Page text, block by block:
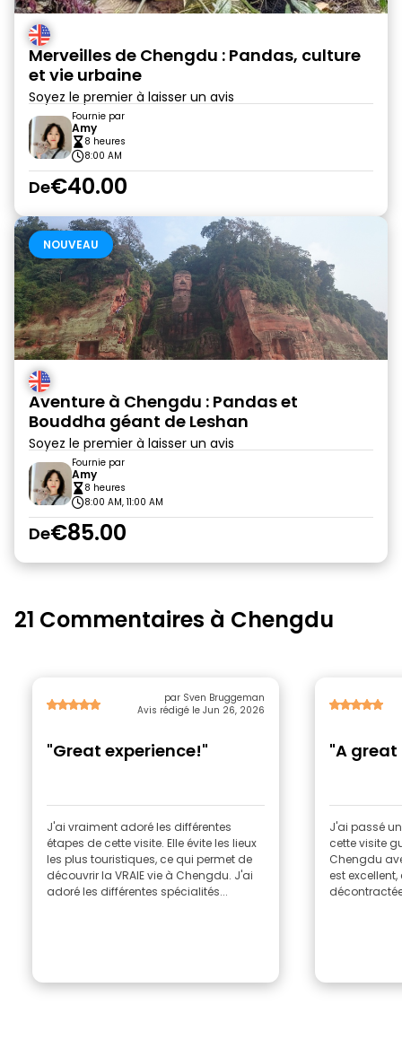
Merveilles de Chengdu : Pandas, culture
et vie urbaine
Soyez le premier à laisser un avis
Fournie par
Amy
8 heures
8:00 AM
De€40.00
NOUVEAU
Aventure à Chengdu : Pandas et
Bouddha géant de Leshan
Soyez le premier à laisser un avis
Fournie par
Amy
8 heures
8:00 AM, 11:00 AM
De€85.00
21 Commentaires à Chengdu
par Sven Bruggeman
Avis rédigé le Jun 26, 2026
"Great experience!"
J'ai vraiment adoré les différentes
étapes de cette visite. Elle évite les lieux
les plus touristiques, ce qui permet de
découvrir la VRAIE vie à Chengdu. J'ai
adoré les différentes spécialités...
"A
J'ai passé
cette visite
Chengdu
est